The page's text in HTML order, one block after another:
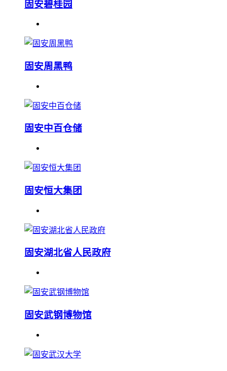
固安碧桂园
固安周黑鸭
固安中百仓储
固安恒大集团
固安湖北省人民政府
固安武钢博物馆